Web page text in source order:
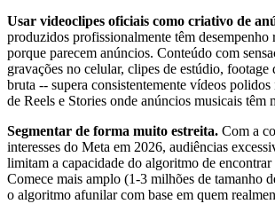
Usar videoclipes oficiais como criativo de
produzidos profissionalmente têm
porque parecem anúncios. Conteúdo com
gravações no celular, clipes de estúdio, footage
bruta -- supera consistentemente vídeos
de Reels e Stories onde anúncios musicais têm
Segmentar de forma muito estreita. Com a
interesses do Meta em 2026, audiências
limitam a capacidade do algoritmo de
Comece mais amplo (1-3 milhões de tamanho
o algoritmo afunilar com base em quem